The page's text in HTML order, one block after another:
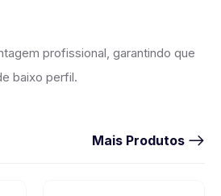
profissional, garantindo que
baixo perfil.
Mais Produtos